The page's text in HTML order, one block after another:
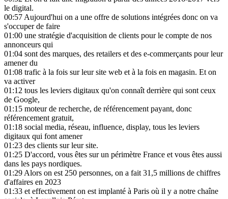
le digital.
00:57Aujourd'hui on a une offre de solutions intégrées donc on va
s'occuper de faire
01:00 une stratégie d'acquisition de clients pour le compte de nos
annonceurs qui
01:04 sont des marques, des retailers et des e-commerçants pour leur
amener du
01:08 trafic à la fois sur leur site web et à la fois en magasin. Et on
va activer
01:12 tous les leviers digitaux qu'on connaît derrière qui sont ceux
de Google,
01:15 moteur de recherche, de référencement payant, donc
référencement gratuit,
01:18 social media, réseau, influence, display, tous les leviers
digitaux qui font amener
01:23 des clients sur leur site.
01:25 D'accord, vous êtes sur un périmètre France et vous êtes aussi
dans les pays nordiques.
01:29Alors on est 250 personnes, on a fait 31,5 millions de chiffres
d'affaires en 2023
01:33 et effectivement on est implanté à Paris où il y a notre chaîne